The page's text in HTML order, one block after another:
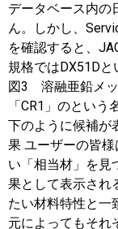
データベース内の
ん。しかし、
を確認すると、
規格ではDX51Dと
図3 溶融亜鉛メ
「CR1」のとい
下のように候補
果 ユーザーの皆
い「相当材」を見
果として表示され
たい材料特性と一
元によってもそれ